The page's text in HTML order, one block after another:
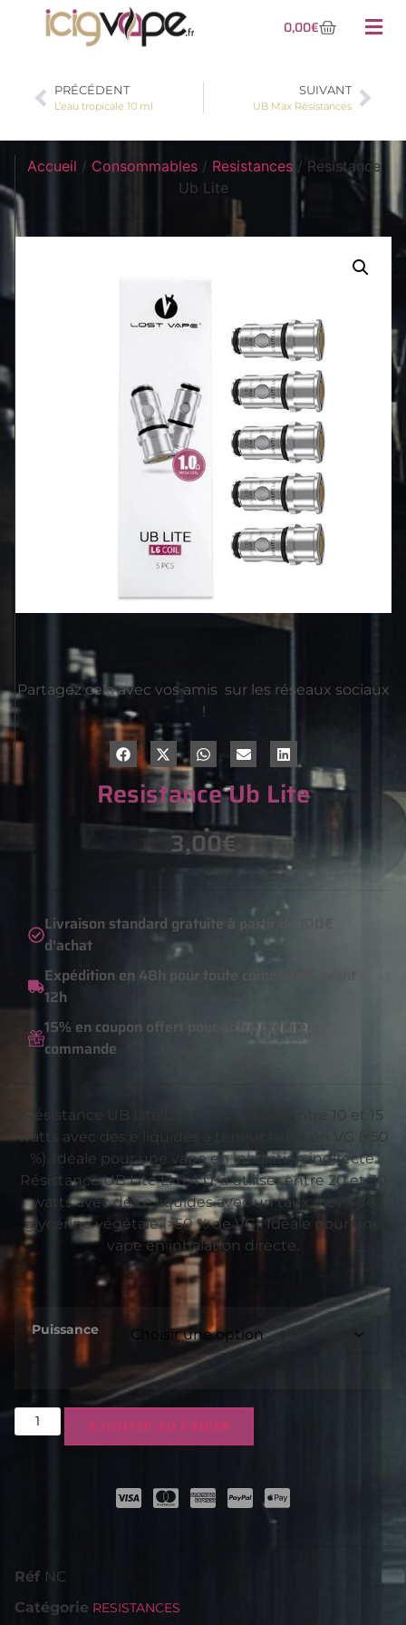
0,00€
PRÉCÉDENT
L’eau tropicale 10 ml
SUIVANT
UB Max Résistances
Resistance Ub Lite
3,00€
Livraison standard gratuite à partir de 100€
d'achat
Expédition en 48h pour toute commande avant
12h
15% en coupon offert pour votre première
commande
Résistance UB Lite L6 1.0 Ω, à utiliser entre 10 et 15
watts avec des e liquides à teneur faible en VG (<50
%). Idéale pour une vape en inhalation indirecte.
Résistance UB Lite L1 0.4 Ω, à utiliser entre 20 et 30
watts avec des e liquides avec un taux élevé de
glycérine végétale (>50 % de VG). Idéale pour une
vape en inhalation directe.
Puissance
AJOUTER AU PANIER
Réf NC
Catégorie RESISTANCES
Accueil / Consommables/ Resistances/ Resistance
Ub Lite
Partagez cela avec vos amis sur les réseaux sociaux
!